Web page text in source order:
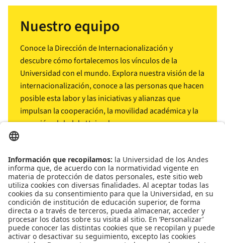
Nuestro equipo
Conoce la Dirección de Internacionalización y
descubre cómo fortalecemos los vínculos de la
Universidad con el mundo. Explora nuestra visión de la
internacionalización, conoce a las personas que hacen
posible esta labor y las iniciativas y alianzas que
impulsan la cooperación, la movilidad académica y la
conexión global de Uniandes.